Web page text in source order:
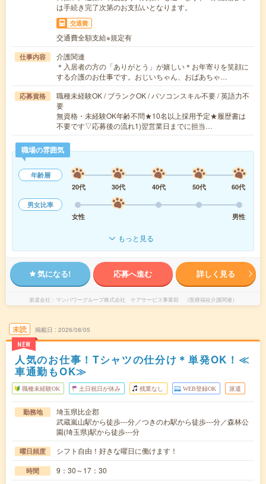
は手続き完了次第のお支払いとなります。
交通費
交通費全額支給※規定有
仕事内容
介護関連
＊入居者の方の「ありがとう」が嬉しい＊お年寄りを笑顔に
する介護のお仕事です。おじいちゃん、おばあちゃ…
応募資格
職種未経験OK / ブランクOK / パソコンスキル不要 / 英語力不
要
無資格・未経験OK年齢不問★10名以上採用予定★履歴書は
不要です▽応募後の流れ1)翌営業日までに担当…
職場の雰囲気
年齢層
20代
30代 40代 50代
60代
男女比率
女性
男性
もっと見る
気になる! 応募へ進む 詳しく見る
派遣会社 マンパワーグループ株式会社 ケアサービス事業部 （医療福祉介護関連）
未読
NEW
掲載日 2026/08/05
人気のお仕事！Tシャツの仕分け＊単発OK！≪
車通勤もOK≫
職種未経験OK 土日祝日が休み 残業なし WEB登録OK 派遣
勤務地
埼玉県比企郡
武蔵嵐山駅から徒歩---分／つきのわ駅から徒歩---分／森林公
園(埼玉県)駅から徒歩---分
曜日頻度 シフト自由！好きな曜日に働けます！
時間 9：30～17：30